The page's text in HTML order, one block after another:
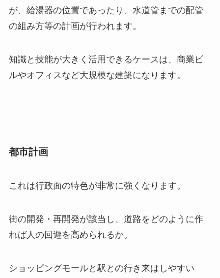
が、給湯器の位置であったり、水道管までの配管
の組み方等の計画が行われます。
知識と技能が大きく活用できるケースは、商業ビ
ルやオフィスなど大規模な建築になります。
都市計画
これは行政面の特色が非常に強くなります。
街の開発・再開発が該当し、道路をどのように作
れば人の回遊を高められるか。
ショッピングモールと駅との行き来はしやすい